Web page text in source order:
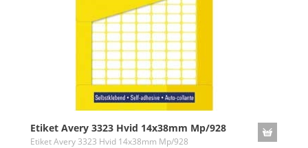
Etiket Avery 3323 Hvid 14x38mm Mp/928
Etiket Avery 3323 Hvid 14x38mm Mp/928